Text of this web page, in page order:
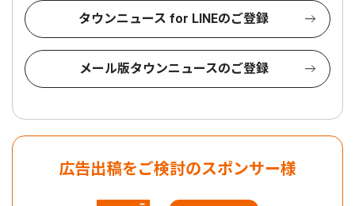
タウンニュース for LINEのご登録
メール版タウンニュースのご登録
広告出稿をご検討のスポンサー様